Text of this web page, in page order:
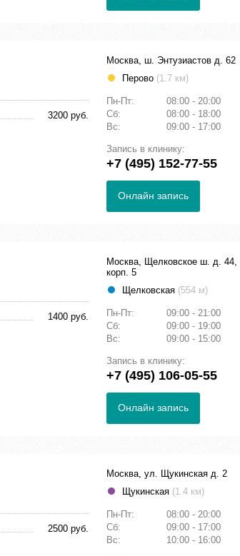
3200 руб.
Москва, ш. Энтузиастов д. 62
Перово (1.7 км)
Пн-Пт:
08:00 - 20:00
Сб:
08:00 - 18:00
Вс:
09:00 - 17:00
Запись в клинику:
+7 (495) 152-77-55
Онлайн запись
1400 руб.
Москва, Щелковское ш. д. 44,
корп. 5
Щелковская (554 м)
Пн-Пт:
09:00 - 21:00
Сб:
09:00 - 19:00
Вс:
09:00 - 15:00
Запись в клинику:
+7 (495) 106-05-55
Онлайн запись
2500 руб.
Москва, ул. Щукинская д. 2
Щукинская (1.4 км)
Пн-Пт:
08:00 - 20:00
Сб:
09:00 - 17:00
Вс:
10:00 - 16:00